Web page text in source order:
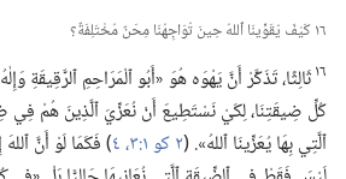
١٦ كَيْفَ يُقَوِّينَا ٱللهُ حِينَ تُوَاجِهُنَا مِحَنٌ مُخْتَلِفَةٌ؟‏
١٦ثَالِثًا،‏ تَذَكَّرْ أَنَّ يَهْوَه هُوَ «أَبُو ٱلْمَرَاحِمِ ٱلرَّقِيقَةِ
كُلِّ ضِيقَتِنَا،‏ لِكَيْ نَسْتَطِيعَ أَنْ نُعَزِّيَ ٱلَّذِينَ هُمْ فِي
ٱلَّتِي بِهَا يُعَزِّينَا ٱللهُ».‏ (‏٢ كو ١:‏٣،‏ ٤
‏)‏ فَكَمَا لَوْ أَنَّ